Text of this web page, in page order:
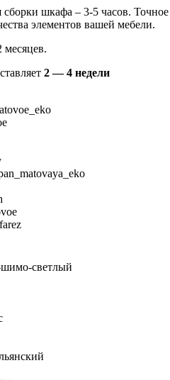
сборки шкафа – 3-5 часов. Точное
элементов вашей мебели.
2 — 4 недели
светлый